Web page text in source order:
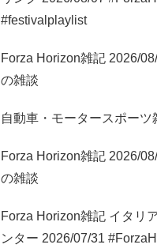
#festivalplaylist
Forza Horizon雑記 2026/
の雑談
自動車・モータースポーツ
Forza Horizon雑記 2026/
の雑談
Forza Horizon雑記 イタリ
ンター 2026/07/31